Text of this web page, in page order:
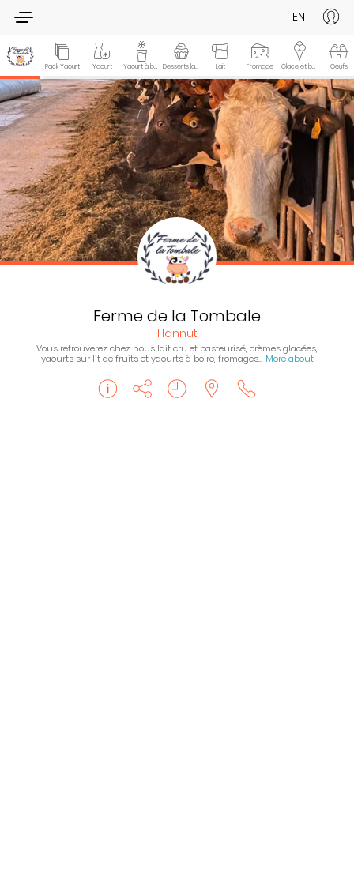
EN
Pack Yaourt Yaourt Yaourt à boire Desserts lactés Lait Fromage Glace et bâtonnets Oeufs
Ferme de la Tombale
Hannut
Vous retrouverez chez nous lait cru et pasteurisé, crèmes glacées,
yaourts sur lit de fruits et yaourts à boire, fromages… More about